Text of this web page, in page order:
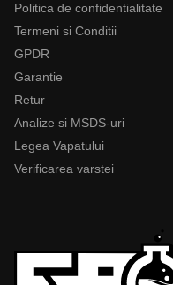
Politica de confidentialitate
Termeni si Conditii
GPDR
Garantie
Retur
Analize si MSDS-uri
Legea Vapatului
Verificarea varstei